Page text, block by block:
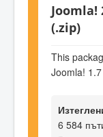
Joomla!
(.zip)
This
Joomla!
6 584